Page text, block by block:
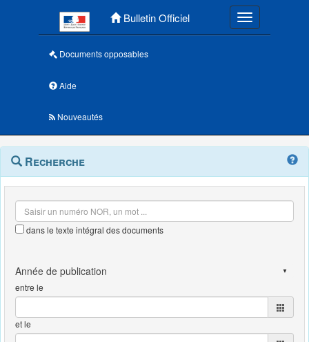
Bulletin Officiel Toggle
Documents opposables
Aide
Nouveautés
Navigation
outils
Menu
contextuel
Recherche
dans le texte intégral des documents
entre le
et le